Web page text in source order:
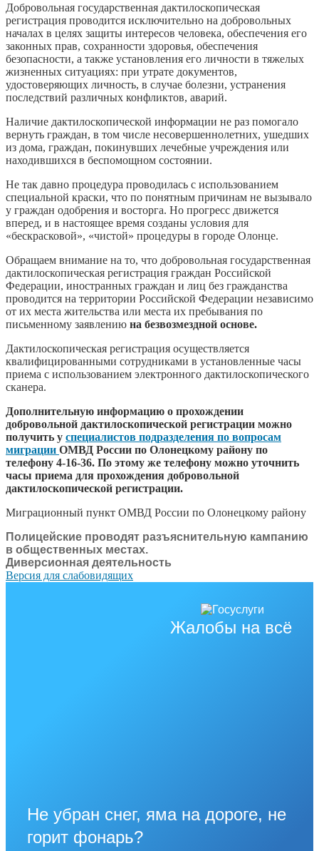
Добровольная государственная дактилоскопическая
регистрация проводится исключительно на добровольных
началах в целях защиты интересов человека, обеспечения его
законных прав, сохранности здоровья, обеспечения
безопасности, а также установления его личности в тяжелых
жизненных ситуациях: при утрате документов,
удостоверяющих личность, в случае болезни, устранения
последствий различных конфликтов, аварий.
Наличие дактилоскопической информации не раз помогало
вернуть граждан, в том числе несовершеннолетних, ушедших
из дома, граждан, покинувших лечебные учреждения или
находившихся в беспомощном состоянии.
Не так давно процедура проводилась с использованием
специальной краски, что по понятным причинам не вызывало
у граждан одобрения и восторга. Но прогресс движется
вперед, и в настоящее время созданы условия для
«бескрасковой», «чистой» процедуры в городе Олонце.
Обращаем внимание на то, что добровольная государственная
дактилоскопическая регистрация граждан Российской
Федерации, иностранных граждан и лиц без гражданства
проводится на территории Российской Федерации независимо
от их места жительства или места их пребывания по
письменному заявлению на безвозмездной основе.
Дактилоскопическая регистрация осуществляется
квалифицированными сотрудниками в установленные часы
приема с использованием электронного дактилоскопического
сканера.
Дополнительную информацию о прохождении
добровольной дактилоскопической регистрации можно
получить у специалистов подразделения по вопросам
миграции ОМВД России по Олонецкому району по
телефону 4-16-36. По этому же телефону можно уточнить
часы приема для прохождения добровольной
дактилоскопической регистрации.
Миграционный пункт ОМВД России по Олонецкому району
Полицейские проводят разъяснительную кампанию
в общественных местах.
Диверсионная деятельность
Версия для слабовидящих
Жалобы на всё
Не убран снег, яма на дороге, не
горит фонарь?